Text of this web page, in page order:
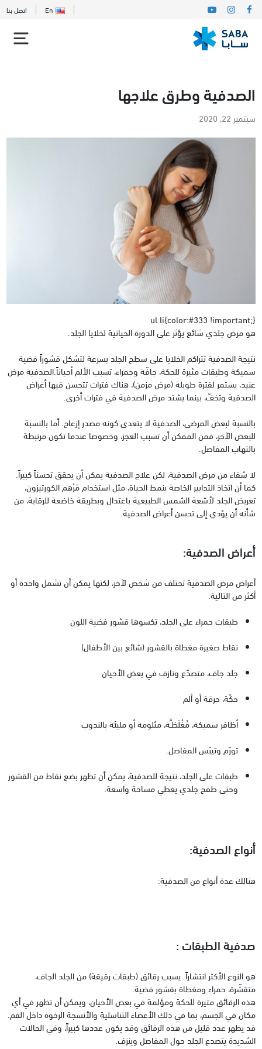
En اتصل بنا
الصدفية وطرق علاجها
سبتمبر 22, 2020
ul li{color:#333 !important;}
هو مرض جلدي شائع يؤثر على الدورة الحياتية لخلايا الجلد.
نتيجة الصدفية تتراكم الخلايا على سطح الجلد بسرعة لتشكل قشوراً فضية
سميكة وطبقات مثيرة للحكة، جافّة وحمراء، تسبب الألم أحياناً.الصدفية مرض
عنيد، يستمر لفترة طويلة (مرض مزمن)، هناك فترات تتحسن فيها أعراض
الصدفية وتخفّ، بينما يشتد مرض الصدفية في فترات أخرى.
بالنسبة لبعض المرضى، الصدفية لا يتعدى كونه مصدر إزعاج. أما بالنسبة
للبعض الآخر، فمن الممكن أن تسبب العجز، وخصوصا عندما تكون مرتبطة
بالتهاب المفاصل.
لا شفاء من مرض الصدفية، لكن علاج الصدفية يمكن أن يحقق تحسناً كبيراً.
كما أن اتخاذ التدابير الخاصة بنمط الحياة، مثل استخدام مَرْهم الكورتيزون،
تعريض الجلد لأشعة الشمس الطبيعية باعتدال وبطريقة خاضعة للرقابة، من
شأنه أن يؤدي إلى تحسن أعراض الصدفية.
أعراض الصدفية:
أعراض مرض الصدفية تختلف من شخص لآخر، لكنها يمكن أن تشمل واحدة أو
أكثر من التالية:
طبقات حمراء على الجلد، تكسوها قشور فضية اللون
نقاط صغيرة مغطاة بالقشور (شائع بين الأطفال)
جلد جاف، متصدّع ونازف في بعض الأحيان
حكّة، حرقة أو ألم
أظافر سميكة، مُغْلَظـَّة، مثلومة أو مليئة بالندوب
تورّم وتيبّس المفاصل.
طبقات على الجلد، نتيجة للصدفية، يمكن أن تظهر بضع نقاط من القشور
وحتى طفح جلدي يغطي مساحة واسعة.
أنواع الصدفية:
هنالك عدة أنواع من الصدفية:
صدفية الطبقات ‏:
هو النوع الأكثر انتشاراً. يسبب رقائق (طبقات رقيقة) من الجلد الجاف،
متقشّرة، حمراء ومغطاة بقشور فضية.
هذه الرقائق مثيرة للحكة ومؤلمة في بعض الأحيان، ويمكن أن تظهر في أي
مكان في الجسم، بما في ذلك الأعضاء التناسلية والأنسجة الرخوة داخل الفم.
قد يظهر عدد قليل من هذه الرقائق وقد يكون عددها كبيراً، وفي الحالات
الشديدة يتصدع الجلد حول المفاصل وينزف.